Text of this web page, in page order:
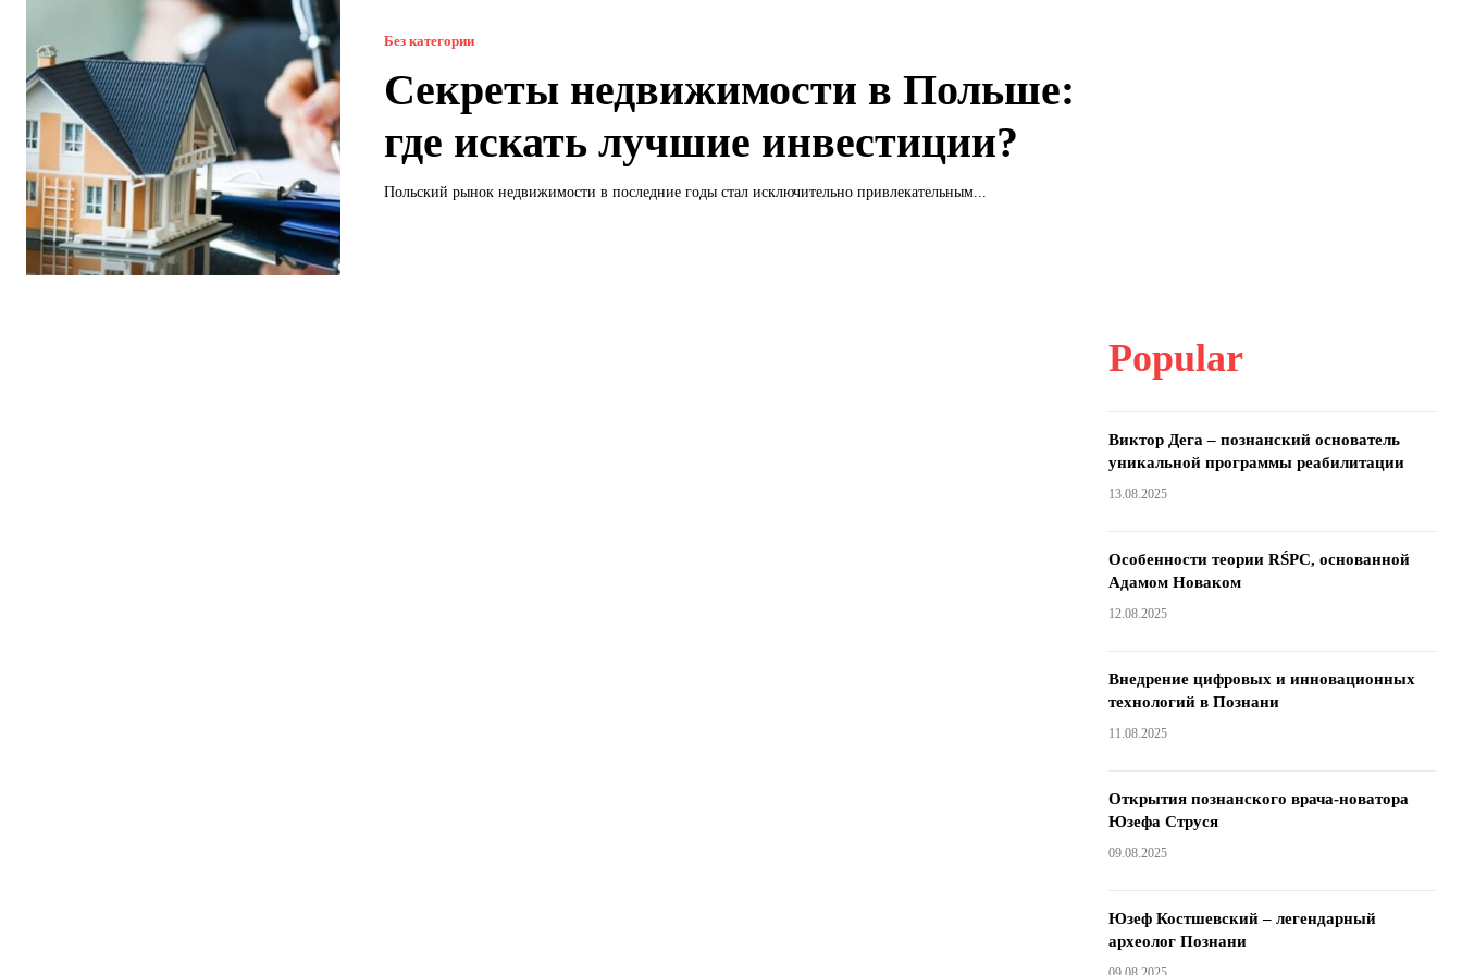
Без категории
Секреты недвижимости в Польше:
где искать лучшие инвестиции?
Польский рынок недвижимости в последние годы стал исключительно привлекательным...
Popular
Виктор Дега – познанский основатель
уникальной программы реабилитации
13.08.2025
Особенности теории RŚPC, основанной
Адамом Новаком
12.08.2025
Внедрение цифровых и инновационных
технологий в Познани
11.08.2025
Открытия познанского врача-новатора
Юзефа Струся
09.08.2025
Юзеф Костшевский – легендарный
археолог Познани